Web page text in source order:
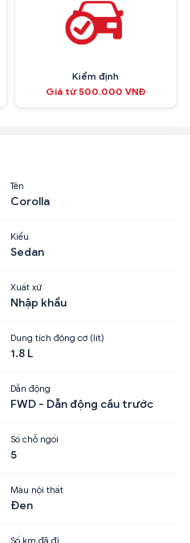
Kiểm định
Giá từ 500.000 VNĐ
Tên
Corolla
Kiểu
Sedan
Xuất xứ
Nhập khẩu
Dung tích động cơ (lít)
1.8 L
Dẫn động
FWD - Dẫn động cầu trước
Số chỗ ngồi
5
Màu nội thất
Đen
Số km đã đi